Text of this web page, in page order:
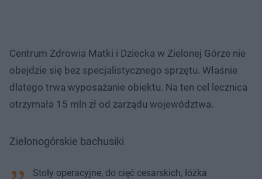
Centrum Zdrowia Matki i Dziecka w Zielonej Górze nie
obejdzie się bez specjalistycznego sprzętu. Właśnie
dlatego trwa wyposażanie obiektu. Na ten cel lecznica
otrzymała 15 mln zł od zarządu województwa.
Zielonogórskie bachusiki
Stoły operacyjne, do cięć cesarskich, łóżka